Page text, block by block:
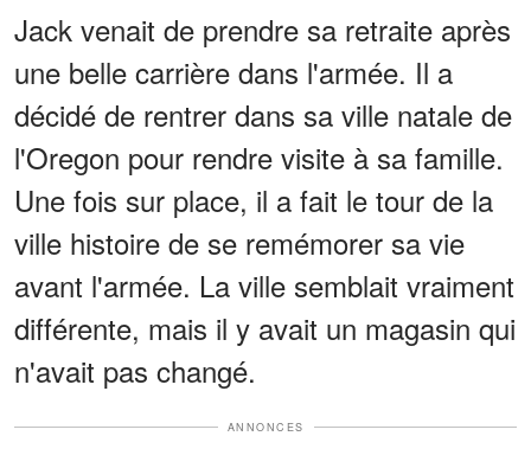
Jack venait de prendre sa retraite après
une belle carrière dans l'armée. Il a
décidé de rentrer dans sa ville natale de
l'Oregon pour rendre visite à sa famille.
Une fois sur place, il a fait le tour de la
ville histoire de se remémorer sa vie
avant l'armée. La ville semblait vraiment
différente, mais il y avait un magasin qui
n'avait pas changé.
ANNONCES